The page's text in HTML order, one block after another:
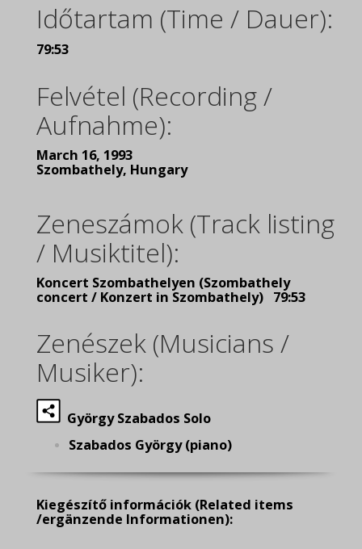
Időtartam (Time / Dauer):
79:53
Felvétel (Recording /
Aufnahme):
March 16, 1993
Szombathely, Hungary
Zeneszámok (Track listing
/ Musiktitel):
Koncert Szombathelyen (Szombathely
concert / Konzert in Szombathely) 79:53
Zenészek (Musicians /
Musiker):
György Szabados Solo
Szabados György (piano)
Kiegészítő információk (Related items
/ergänzende Informationen):